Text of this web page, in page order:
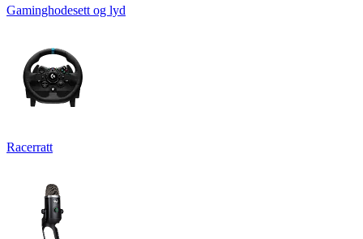
Gaminghodesett og lyd
Racerratt